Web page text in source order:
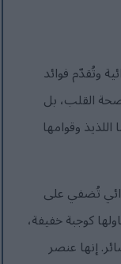
وتُقدّم فوائد
القلب، بل
وقوامها
تُضفي على
كوجبة خفيفة،
إنها عنصر